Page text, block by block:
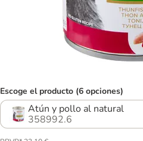
Escoge el producto (6 opciones)
Atún y pollo al natural
358992.6